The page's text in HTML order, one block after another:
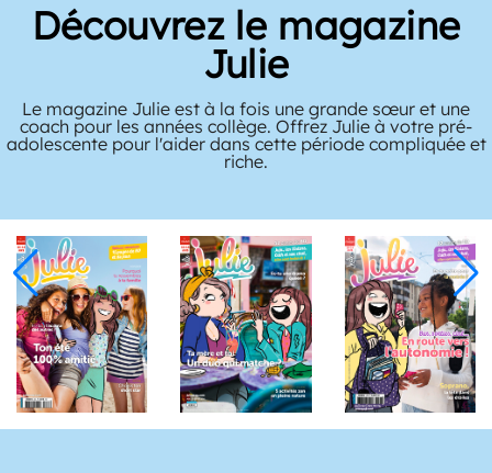
Découvrez le magazine
Julie
Le magazine Julie est à la fois une grande sœur et une
coach pour les années collège. Offrez Julie à votre pré-
adolescente pour l'aider dans cette période compliquée et
riche.